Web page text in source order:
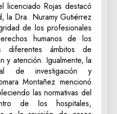
licenciado Rojas destacó
la Dra. Nuramy Gutiérrez
de los profesionales
humanos de los
diferentes ámbitos de
y atención. Igualmente, la
de investigación y
Montañez mencionó
las normativas del
de los hospitales,